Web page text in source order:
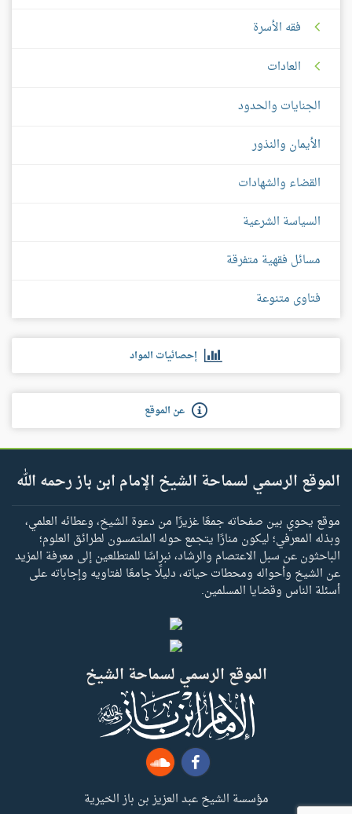
فقه الأسرة
العادات
الجنايات والحدود
الأيمان والنذور
القضاء والشهادات
السياسة الشرعية
مسائل فقهية متفرقة
فتاوى متنوعة
إحصائيات المواد
عن الموقع
الموقع الرسمي لسماحة الشيخ الإمام ابن باز رحمه الله
موقع يحوي بين صفحاته جمعًا غزيرًا من دعوة الشيخ، وعطائه العلمي،
وبذله المعرفي؛ ليكون منارًا يتجمع حوله الملتمسون لطرائق العلوم؛
الباحثون عن سبل الاعتصام والرشاد، نبراسًا للمتطلعين إلى معرفة المزيد
عن الشيخ وأحواله ومحطات حياته، دليلًا جامعًا لفتاويه وإجاباته على
أسئلة الناس وقضايا المسلمين.
الموقع الرسمي لسماحة الشيخ
مؤسسة الشيخ عبد العزيز بن باز الخيرية